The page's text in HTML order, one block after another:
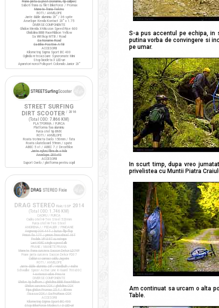
S-a pus accentul pe echipa, in
putina vorba de convingere si
pe umar.
In scurt timp, dupa vreo
privelistea cu Muntii Piatra
Am continuat sa urcam o alta
Table.
Frane janta cu pivot (noname, tip caliper)
Saboti frana cu filet BikeForce / Promax
Manete frana Tektro
ROTI / ANVELOPE
Jante duble aluminiu 20" / 36 spite
Anvelope Kenda Kontact 20" x 1.75
DIVERSE COMPONENTE
Ghidon Merida X-Mission Speed Rise 600
Ghidolina BBB RaceRibbon Yellow
Sa Wittkop MTB / Road
Sa Noname Road
Sa Bike Positive ATB
ACCESORII
Kilometraj Sigma Sport BC 400
Oglinda retrovizoare Syncromate Mini
Stop bicicleta 3 LED-uri
Aparatori noroi Polisport Colorado Junior 20"
STREET SURFING
DIRT SCOOTER / 2016
(Total ODO: 7.866 KM )
PLATFORMA / FURCA
Platforma fixa aluminiu
Furca otel tip BMX
ROTI / ANVELOPE
Roata trotineta Oxelo 150mm / fata
Roata skateboard 59mm / spate
ABEC 5 x1 / ABEC 7 // Decathlon
Jante nylon/fibra de sticla
Anvelope 200x40
ACCESORII
Suport Oxelo / platforma pentru copil
DRAG STEREO Fixie/SSP 2014
(Total ODO: 1.746 KM )
CADRU / FURCA
Cadru otel Hi-Ten Steel 520mm
Furca otel Hi-Ten Steel
ANGRENAJ / PEDALIER / PINIOANE
Angrenaj COX 44T / butuc flip-flop
Pinion fix 17T / pinion freewheel 16T
Pedale VP-397 cu ratrape
Lant KMC single-speed alb
FRANE / MANETE FRANA
Manete frana cursiera Saccon Dekor LD74P
Frane janta cursiera Saccon Dekor FD07
Cabluri si camasi cablu Jagwire
ROTI / ANVELOPE
Jante duble aluminiu 28" / Handbuilt / inalte
Schwalbe Spicer Active Line K-Guard 700x30C
+ extensii valve Presta
DIVERSE COMPONENTE
Ghidon tip bullhorn / ghidolina BBB RaceRibbon
Ghidon cursiera COX / ghidolina COX
Pipa ghidon Promax 25.4 / 80mm
Tisa sa COX / Sa ProRace COX
ACCESORII
Kilometraj Sigma Sport BC 400
Stop BikeForce Modest / 3 LED-uri